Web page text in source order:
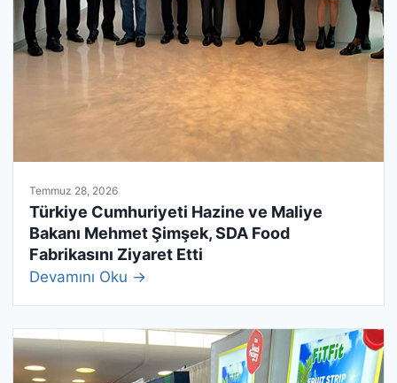
Temmuz 28, 2026
Türkiye Cumhuriyeti Hazine ve Maliye
Bakanı Mehmet Şimşek, SDA Food
Fabrikasını Ziyaret Etti
Devamını Oku →